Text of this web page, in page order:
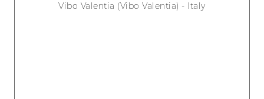
Vibo Valentia (Vibo Valentia) - Italy